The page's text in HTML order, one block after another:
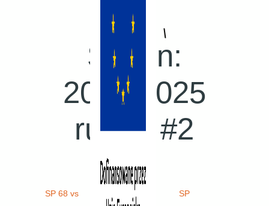
Sezon:
2024/2025
runda #2
SP 68 vs
Sp 162 vs
SP